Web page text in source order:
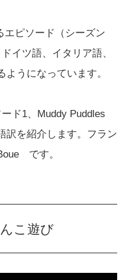
エピソード（シーズン
イツ語、イタリア語、
ようになっています。
ド1、Muddy Puddles
訳を紹介します。フラン
です。
こ遊び